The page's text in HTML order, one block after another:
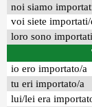
noi siamo
voi siete importati/
loro sono
io ero importato/a
tu eri importato/a
lui/lei era